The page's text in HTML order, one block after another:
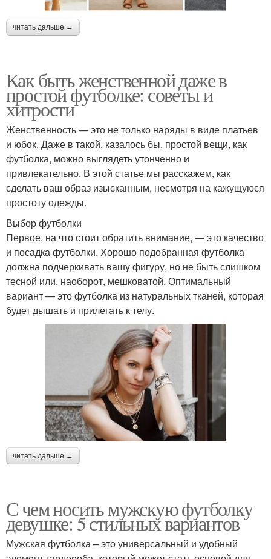
читать дальше →
Как быть женственной даже в
простой футболке: советы и
хитрости
Женственность — это не только наряды в виде платьев
и юбок. Даже в такой, казалось бы, простой вещи, как
футболка, можно выглядеть утонченно и
привлекательно. В этой статье мы расскажем, как
сделать ваш образ изысканным, несмотря на кажущуюся
простоту одежды.
Выбор футболки
Первое, на что стоит обратить внимание, — это качество
и посадка футболки. Хорошо подобранная футболка
должна подчеркивать вашу фигуру, но не быть слишком
тесной или, наоборот, мешковатой. Оптимальный
вариант — это футболка из натуральных тканей, которая
будет дышать и прилегать к телу.
читать дальше →
С чем носить мужскую футболку
девушке: 5 стильных вариантов
Мужская футболка – это универсальный и удобный